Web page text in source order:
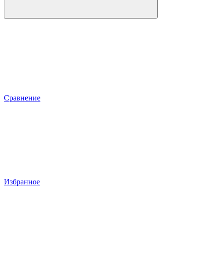
Сравнение
Избранное